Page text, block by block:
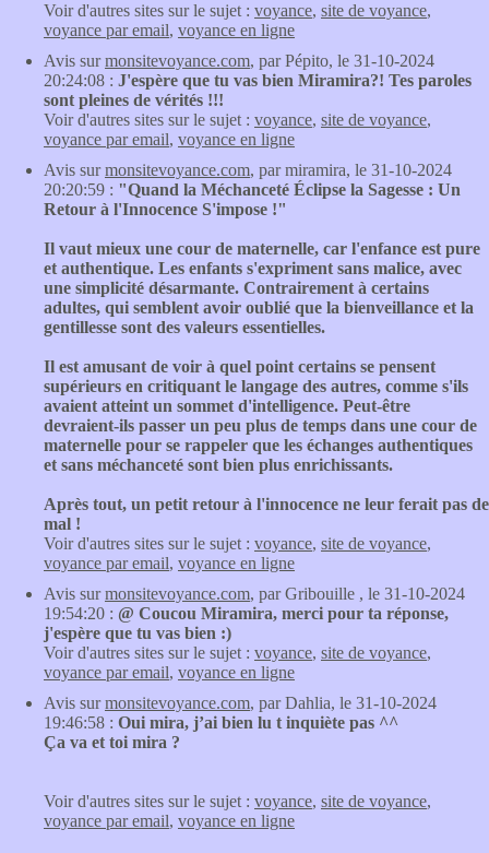
Voir d'autres sites sur le sujet : voyance, site de voyance,
voyance par email, voyance en ligne
Avis surmonsitevoyance.com, par Pépito, le 31-10-2024
20:24:08 : J'espère que tu vas bien Miramira?! Tes paroles
sont pleines de vérités !!!
Voir d'autres sites sur le sujet : voyance, site de voyance,
voyance par email, voyance en ligne
Avis surmonsitevoyance.com, par miramira, le 31-10-2024
20:20:59 : "Quand la Méchanceté Éclipse la Sagesse : Un
Retour à l'Innocence S'impose !"
Il vaut mieux une cour de maternelle, car l'enfance est pure
et authentique. Les enfants s'expriment sans malice, avec
une simplicité désarmante. Contrairement à certains
adultes, qui semblent avoir oublié que la bienveillance et la
gentillesse sont des valeurs essentielles.
Il est amusant de voir à quel point certains se pensent
supérieurs en critiquant le langage des autres, comme s'ils
avaient atteint un sommet d'intelligence. Peut-être
devraient-ils passer un peu plus de temps dans une cour de
maternelle pour se rappeler que les échanges authentiques
et sans méchanceté sont bien plus enrichissants.
Après tout, un petit retour à l'innocence ne leur ferait pas de
mal !
Voir d'autres sites sur le sujet : voyance, site de voyance,
voyance par email, voyance en ligne
Avis surmonsitevoyance.com, par Gribouille , le 31-10-2024
19:54:20 : @ Coucou Miramira, merci pour ta réponse,
j'espère que tu vas bien :)
Voir d'autres sites sur le sujet : voyance, site de voyance,
voyance par email, voyance en ligne
Avis surmonsitevoyance.com, par Dahlia, le 31-10-2024
19:46:58 : Oui mira, j’ai bien lu t inquiète pas ^^
Ça va et toi mira ?
Voir d'autres sites sur le sujet : voyance, site de voyance,
voyance par email, voyance en ligne